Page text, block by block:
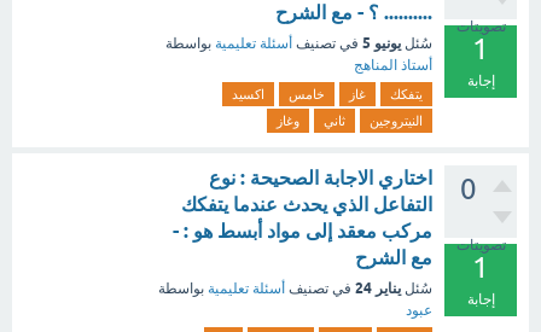
تصويتات
1
إجابة
.......... ؟ - مع الشرح
سُئل يونيو 5 في تصنيف أسئلة تعليمية بواسطة
أستاذ المناهج
يتفكك غاز خامس
اكسيد
النيتروجين
ثاني وغاز
0
تصويتات
1
إجابة
اختاري الاجابة الصحيحة : نوع
التفاعل الذي يحدث عندما يتفكك
مركب معقد إلى مواد أبسط هو : -
مع الشرح
سُئل يناير 24 في تصنيف أسئلة تعليمية بواسطة
عبود